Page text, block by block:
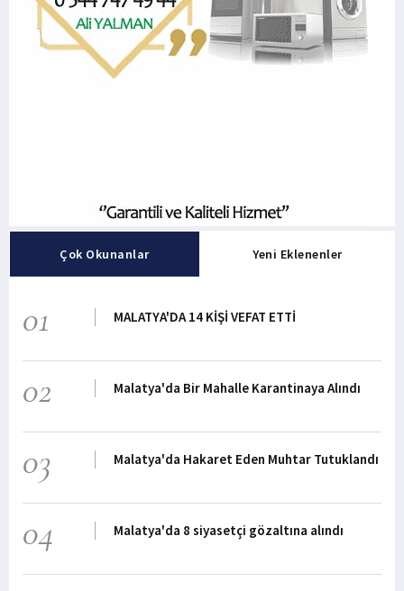
Çok Okunanlar Yeni Eklenenler
01 MALATYA'DA 14 KİŞİ VEFAT ETTİ
02 Malatya'da Bir Mahalle Karantinaya Alındı
03 Malatya'da Hakaret Eden Muhtar Tutuklandı
04 Malatya'da 8 siyasetçi gözaltına alındı